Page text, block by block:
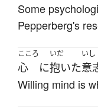
Some
Pepperberg's
こころ
心 に
いだ
抱いた
いし
意
Willing mind is